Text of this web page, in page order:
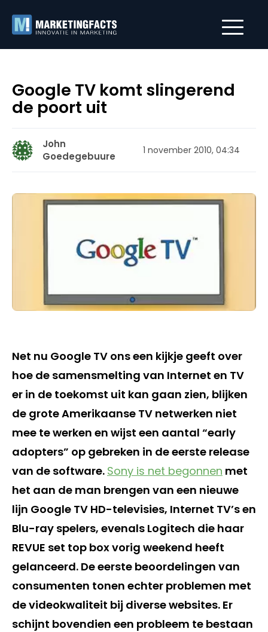
Google TV komt slingerend
de poort uit
John
Goedegebuure
1 november 2010, 04:34
Net nu Google TV ons een kijkje geeft over
hoe de samensmelting van Internet en TV
er in de toekomst uit kan gaan zien, blijken
de grote Amerikaanse TV netwerken niet
mee te werken en wijst een aantal “early
adopters” op gebreken in de eerste release
van de software. Sony is net begonnen met
het aan de man brengen van een nieuwe
lijn Google TV HD-televisies, Internet TV’s en
Blu-ray spelers, evenals Logitech die haar
REVUE set top box vorig weekend heeft
gelanceerd. De eerste beoordelingen van
consumenten tonen echter problemen met
de videokwaliteit bij diverse websites. Er
schijnt bovendien een probleem te bestaan